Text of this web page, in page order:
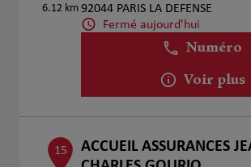
6.12 km 92044 PARIS LA DEFENSE
Fermé aujourd'hui
Numéro
Voir plus
15
ACCUEIL ASSURANCES